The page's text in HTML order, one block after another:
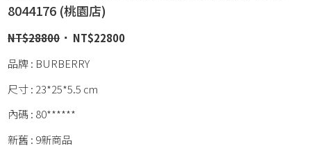
8044176 (桃園店)
NT$28800 NT$22800
品牌 : BURBERRY
尺寸 : 23*25*5.5 cm
內碼 : 80******
新舊 : 9新商品